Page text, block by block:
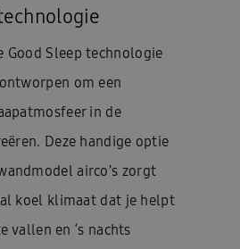
Good Sleep technologie
om een
in de
Deze handige optie
airco’s zorgt
koel klimaat dat je helpt
vallen en ‘s nachts